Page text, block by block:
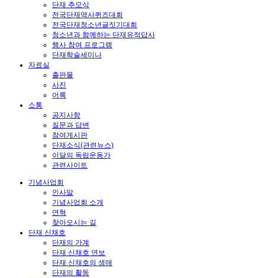
단재 추모식
전국단재역사퀴즈대회
전국단재청소년글짓기대회
청소년과 함께하는 단재유적답사
행사 참여 프로그램
단재학술세미나
자료실
출판물
사진
어록
소통
공지사항
질문과 답변
참여게시판
단재소식(관련뉴스)
이달의 독립운동가
관련사이트
기념사업회
인사말
기념사업회 소개
연혁
찾아오시는 길
단재 신채호
단재의 가계
단재 신채호 연보
단재 신채호의 생애
단재의 활동